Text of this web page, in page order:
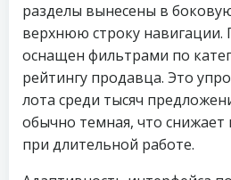
разделы вынесены в
верхнюю строку навигации.
оснащен фильтрами по
рейтингу продавца. Это
лота среди тысяч
обычно темная, что снижает
при длительной работе.